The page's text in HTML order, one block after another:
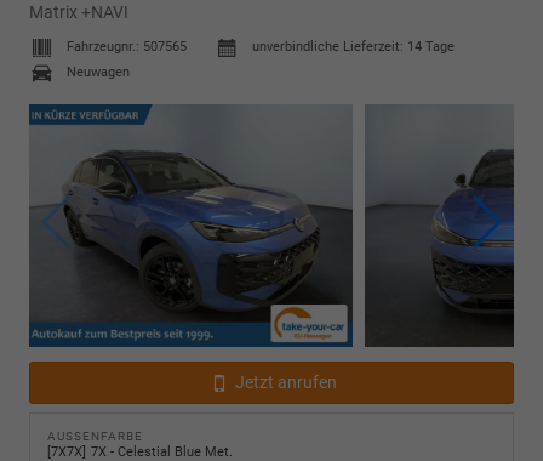
Matrix +NAVI
Fahrzeugnr.: 507565 unverbindliche Lieferzeit: 14 Tage
Neuwagen
Jetzt anrufen
AUSSENFARBE
7X7X 7X - Celestial Blue Met.